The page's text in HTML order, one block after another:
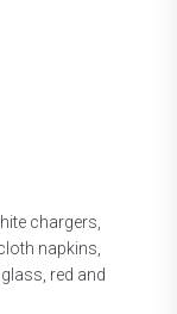
chargers,
napkins,
red and